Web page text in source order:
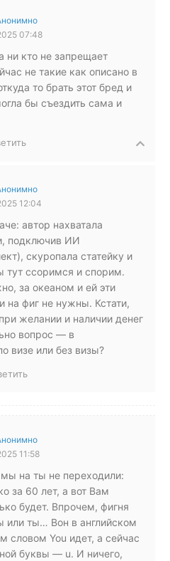
07:48
ни кто не запрещает
не такие как описано в
то брать этот бред и
бы съездить сама и
12:04
автор нахватала
подключив ИИ
скуропала статейку и
тут ссоримся и спорим.
за океаном и ей эти
на фиг не нужны. Кстати,
желании и наличии денег
вопрос — в
визе или без визы?
11:58
на ты не переходили:
за 60 лет, а вот Вам
будет. Впрочем, фигня
или ты… Вон в английском
словом You идет, а сейчас
буквы — u. И ничего,